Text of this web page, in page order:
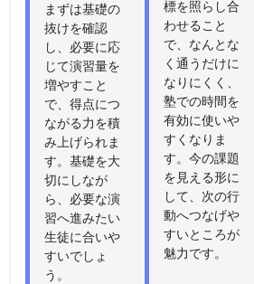
まずは基礎の
抜けを確認
し、必要に応
じて演習量を
増やすこと
で、得点につ
ながる力を積
み上げられま
す。基礎を大
切にしなが
ら、必要な演
習へ進みたい
生徒に合いや
すいでしょ
う。
標を照らし合
わせること
で、なんとな
く通うだけに
なりにくく、
塾での時間を
有効に使いや
すくなりま
す。今の課題
を見える形に
して、次の行
動へつなげや
すいところが
魅力です。